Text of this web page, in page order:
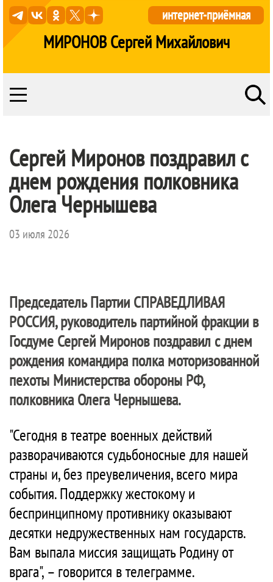
МИРОНОВ Сергей Михайлович
интернет-приёмная
Сергей Миронов поздравил с
днем рождения полковника
Олега Чернышева
03 июля 2026
Председатель Партии СПРАВЕДЛИВАЯ
РОССИЯ, руководитель партийной фракции в
Госдуме Сергей Миронов поздравил с днем
рождения командира полка моторизованной
пехоты Министерства обороны РФ,
полковника Олега Чернышева.
"Сегодня в театре военных действий
разворачиваются судьбоносные для нашей
страны и, без преувеличения, всего мира
события. Поддержку жестокому и
беспринципному противнику оказывают
десятки недружественных нам государств.
Вам выпала миссия защищать Родину от
врага", – говорится в телеграмме.